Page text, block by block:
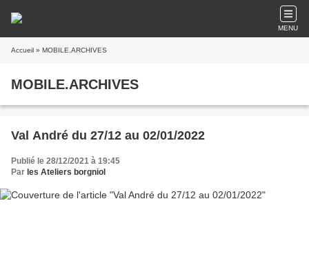
MENU
Accueil » MOBILE.ARCHIVES
MOBILE.ARCHIVES
Val André du 27/12 au 02/01/2022
Publié le 28/12/2021 à 19:45
Par les Ateliers borgniol